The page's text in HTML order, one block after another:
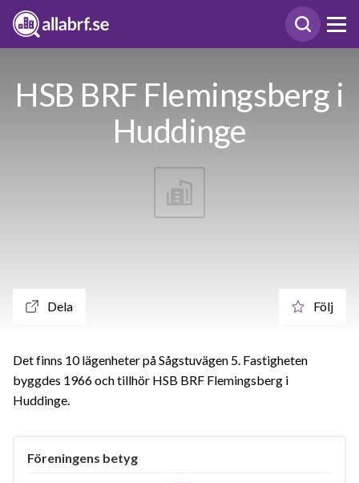
HSB BRF Flemingsberg i
Huddinge
Dela Följ
Det finns 10 lägenheter på Sågstuvägen 5. Fastigheten
byggdes 1966 och tillhör HSB BRF Flemingsberg i
Huddinge.
Föreningens betyg